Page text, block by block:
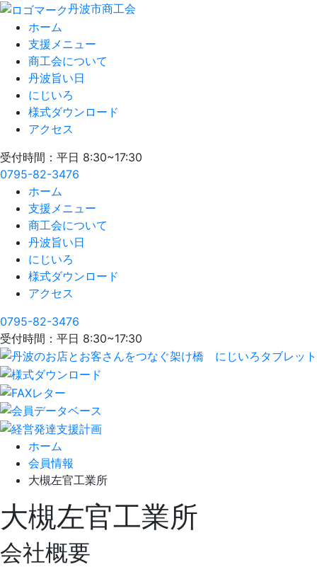
丹波市商工会
ホーム
支援メニュー
商工会について
丹波旨い日
にじいろ
様式ダウンロード
アクセス
受付時間：平日 8:30~17:30
0795-82-3476
ホーム
支援メニュー
商工会について
丹波旨い日
にじいろ
様式ダウンロード
アクセス
0795-82-3476
受付時間：平日 8:30~17:30
ホーム
会員情報
大槻左官工業所
大槻左官工業所
会社概要